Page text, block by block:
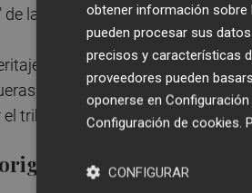
de las pruebas.
de los inspectores del
cuyos informes
tribunal.
de Bankia
obtener información sobre
pueden procesar sus
precisos y características
proveedores pueden
oponerse en Configuración
Configuración de cookies.
CONFIGURAR